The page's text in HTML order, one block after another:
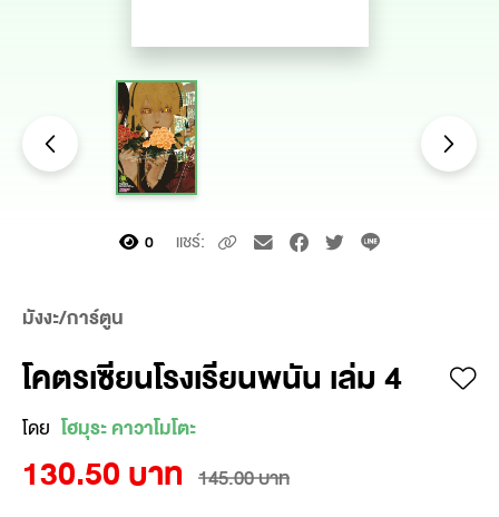
0 แชร์:
มังงะ/การ์ตูน
โคตรเซียนโรงเรียนพนัน เล่ม 4
โดย โฮมุระ คาวาโมโตะ
130.50 บาท 145.00 บาท